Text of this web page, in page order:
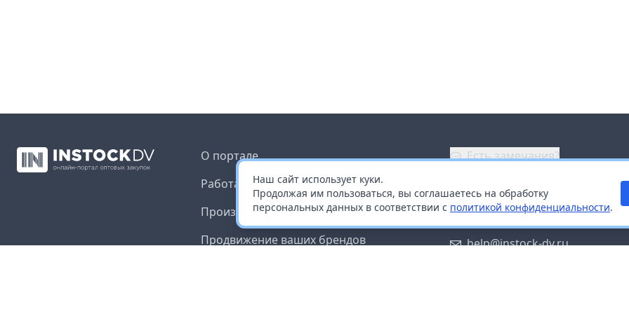
Наш сайт использует куки.
Продолжая им пользоваться, вы соглашаетесь на обработку
персональных данных в соответствии с политикой конфиденциальности.
О портале
Работа с платформой
Производителям и дистрибьюторам
Продвижение ваших брендов
Есть замечания?
Заказать звонок
help@instock-dv.ru